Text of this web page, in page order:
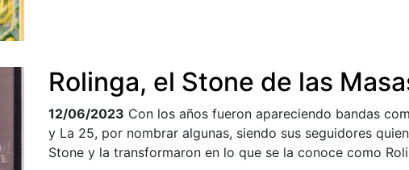
Rolinga, el Stone de las
12/06/2023 Con los años fueron apareciendo bandas
y La 25, por nombrar algunas, siendo sus seguidores
Stone y la transformaron en lo que se la conoce como